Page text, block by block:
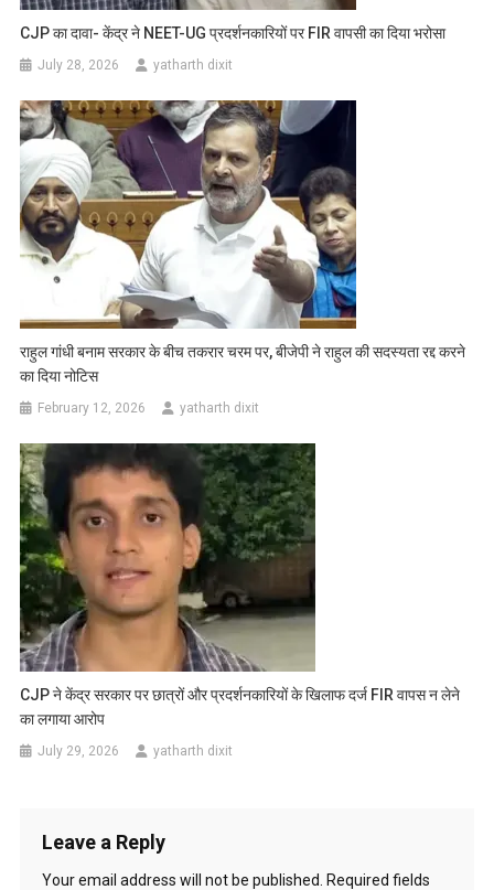
CJP का दावा- केंद्र ने NEET-UG प्रदर्शनकारियों पर FIR वापसी का दिया भरोसा
July 28, 2026 yatharth dixit
राहुल गांधी बनाम सरकार के बीच तकरार चरम पर, बीजेपी ने राहुल की सदस्यता रद्द करने
का दिया नोटिस
February 12, 2026 yatharth dixit
CJP ने केंद्र सरकार पर छात्रों और प्रदर्शनकारियों के खिलाफ दर्ज FIR वापस न लेने
का लगाया आरोप
July 29, 2026 yatharth dixit
Leave a Reply
Your email address will not be published.
Required fields